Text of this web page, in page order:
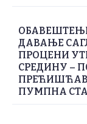
ДАВАЊЕ
ПРОЦЕНИ
СРЕДИНУ –
ПУМПНА